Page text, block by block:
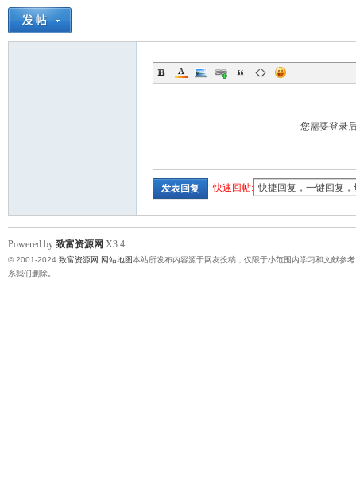
您需要登录
发表回复 快速回帖:
Powered by 致富资源网 X3.4
© 2001-2024 致富资源网 网站地图本站所发布内容源于网友投稿，仅限于小范围内学习和文献参
系我们删除。